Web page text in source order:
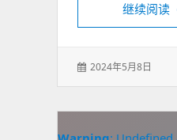
继续阅读
发
2024年5月8日